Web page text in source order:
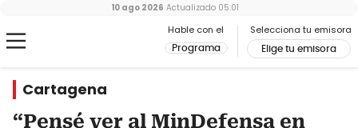
Hable con el
Programa
Selecciona tu emisora
Elige tu emisora
10 ago 2026 Actualizado 05:01
Cartagena
“Pensé ver al MinDefensa en